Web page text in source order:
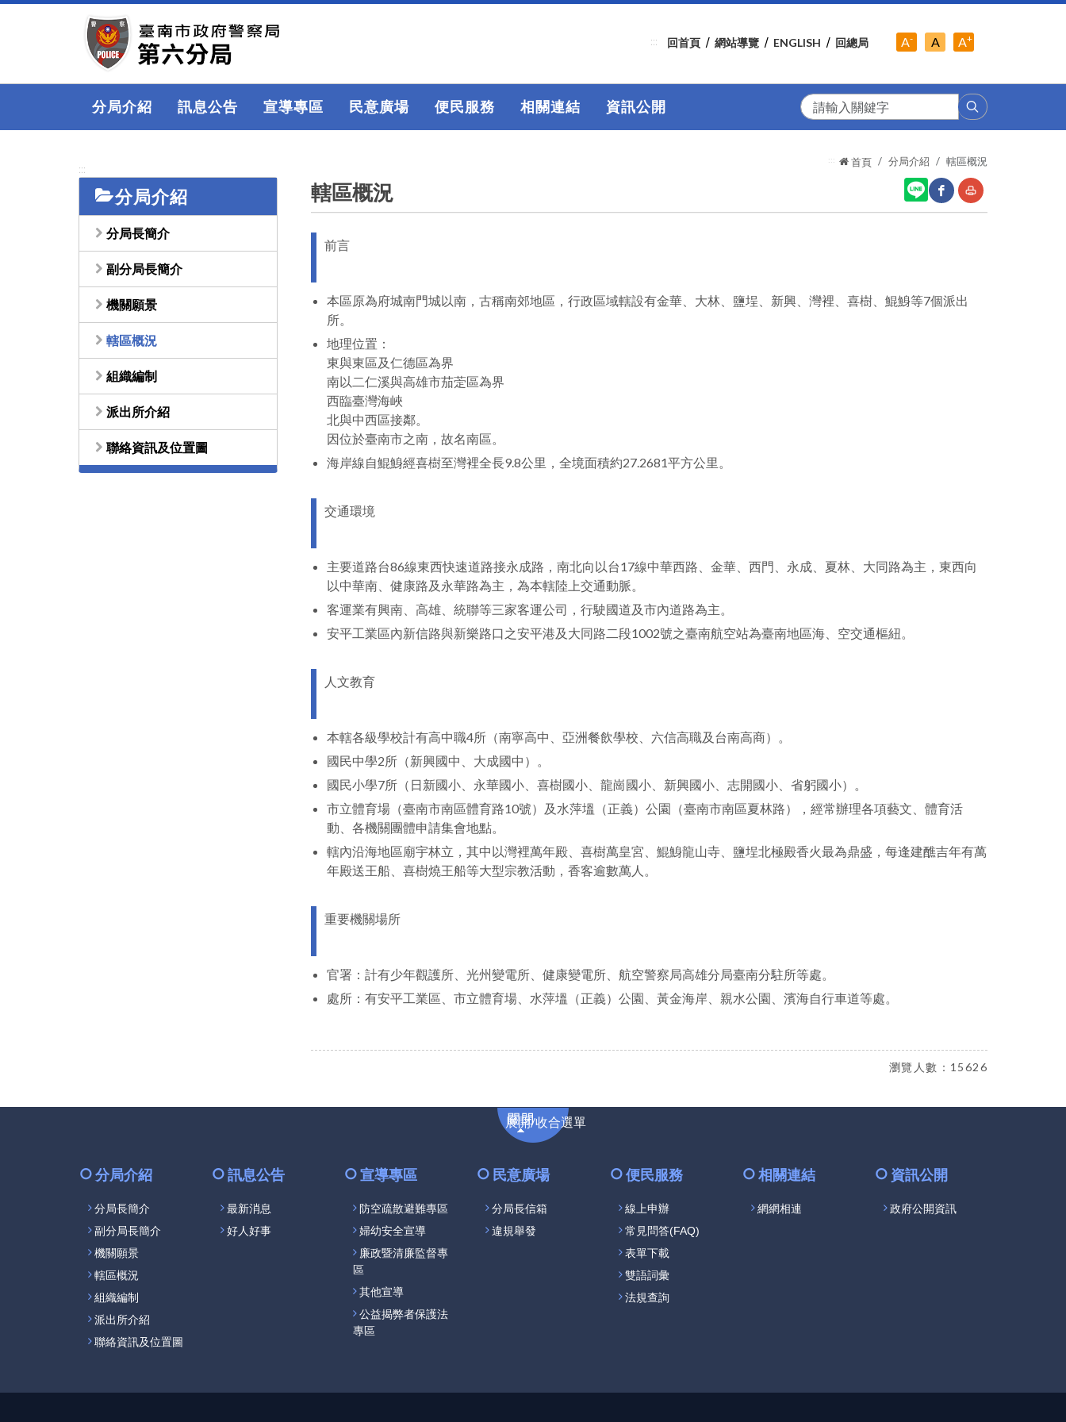
跳
內
::: 回首頁 網站導覽 ENGLISH 回總局 A-
級
A中
A+
級
分局介紹 訊息公告 宣導專區 民意廣場 便民服務 相關連結 資訊公開
搜
尋
:::
分局介紹
分局長簡介
副分局長簡介
機關願景
轄區概況
組織編制
派出所介紹
聯絡資訊及位置圖
::: 首頁 分局介紹 轄區概況
轄區概況
享
前言
本區原為府城南門城以南，古稱南郊地區，行政區域轄設有金華、大林、鹽埕、新興、灣裡、喜樹、鯤鯓等7個派出
所。
地理位置：
東與東區及仁德區為界
南以二仁溪與高雄市茄萣區為界
西臨臺灣海峽
北與中西區接鄰。
因位於臺南市之南，故名南區。
海岸線自鯤鯓經喜樹至灣裡全長9.8公里，全境面積約27.2681平方公里。
交通環境
主要道路台86線東西快速道路接永成路，南北向以台17線中華西路、金華、西門、永成、夏林、大同路為主，東西向
以中華南、健康路及永華路為主，為本轄陸上交通動脈。
客運業有興南、高雄、統聯等三家客運公司，行駛國道及市內道路為主。
安平工業區內新信路與新樂路口之安平港及大同路二段1002號之臺南航空站為臺南地區海、空交通樞紐。
人文教育
本轄各級學校計有高中職4所（南寧高中、亞洲餐飲學校、六信高職及台南高商）。
國民中學2所（新興國中、大成國中）。
國民小學7所（日新國小、永華國小、喜樹國小、龍崗國小、新興國小、志開國小、省躬國小）。
市立體育場（臺南市南區體育路10號）及水萍塭（正義）公園（臺南市南區夏林路），經常辦理各項藝文、體育活
動、各機關團體申請集會地點。
轄內沿海地區廟宇林立，其中以灣裡萬年殿、喜樹萬皇宮、鯤鯓龍山寺、鹽埕北極殿香火最為鼎盛，每逢建醮吉年有萬
年殿送王船、喜樹燒王船等大型宗教活動，香客逾數萬人。
重要機關場所
官署：計有少年觀護所、光州變電所、健康變電所、航空警察局高雄分局臺南分駐所等處。
處所：有安平工業區、市立體育場、水萍塭（正義）公園、黃金海岸、親水公園、濱海自行車道等處。
瀏覽人數：15626
展開/收合選單
分局介紹
分局長簡介
副分局長簡介
機關願景
轄區概況
組織編制
派出所介紹
聯絡資訊及位置圖
訊息公告
最新消息
好人好事
宣導專區
防空疏散避難專區
婦幼安全宣導
廉政暨清廉監督專
區
其他宣導
公益揭弊者保護法
專區
民意廣場
分局長信箱
違規舉發
便民服務
線上申辦
常見問答(FAQ)
表單下載
雙語詞彙
法規查詢
相關連結
網網相連
資訊公開
政府公開資訊